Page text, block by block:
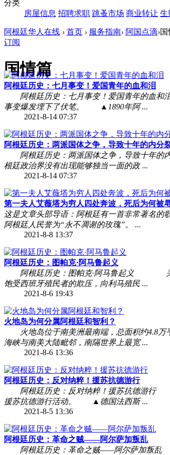
分类
房屋信息 招聘求职 跳蚤市场 商业转让 生
阿根廷华人在线 › 首页 › 服务指南› 阿国点滴›国
订阅
国情篇
阿根廷历史：七月事变！爱国青年的血和泪
阿根廷历史：七月事变！爱国青年的血
事变爆发埋下了伏笔。 ▲1890年阿 ...
2021-8-14 07:37
阿根廷历史：两派国体之争，导致十年的内分
阿根廷历史：两派国体之争，导致十年
根廷政治界没有出现能够独当一面的政 ...
2021-8-14 07:37
第一夫人艾薇塔为穷人四处奔波，死后为何被
这是文章头部导语：阿根廷有一首非常著名的
阿根廷人民誉为“永不凋谢的玫瑰”。 ...
2021-8-8 13:37
阿根廷历史：图帕克·阿马鲁起义
阿根廷历史：图帕克·阿马鲁起义 关键
饱受西班牙殖民者的欺压，向利马殖民 ...
2021-8-6 19:43
火地岛为何分属阿根廷和智利？
火地岛位于南美洲最南端，总面积约4.8万
海峡与南美大陆毗邻，南隔世界上最宽 ...
2021-8-6 13:36
阿根廷历史：反对纳粹！援苏抗德游行
阿根廷历史：反对纳粹！援苏抗德游行
援苏抗德游行活动。 ▲德国法西斯 ...
2021-8-5 13:36
阿根廷历史：革命之贼——阿尔萨加叛乱
阿根廷历史：革命之贼——阿尔萨加叛乱